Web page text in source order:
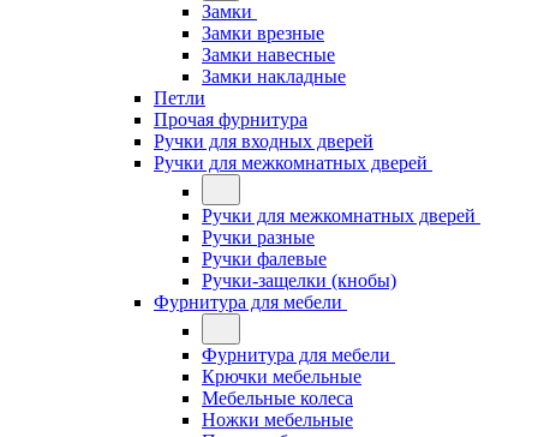
Замки
Замки врезные
Замки навесные
Замки накладные
Петли
Прочая фурнитура
Ручки для входных дверей
Ручки для межкомнатных дверей
Ручки для межкомнатных дверей
Ручки разные
Ручки фалевые
Ручки-защелки (кнобы)
Фурнитура для мебели
Фурнитура для мебели
Крючки мебельные
Мебельные колеса
Ножки мебельные